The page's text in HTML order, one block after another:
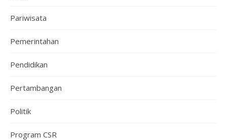
Pariwisata
Pemerintahan
Pendidikan
Pertambangan
Politik
Program CSR